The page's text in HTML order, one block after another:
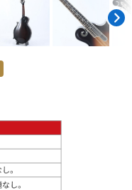
レコーディング機器
ヴィンテージ